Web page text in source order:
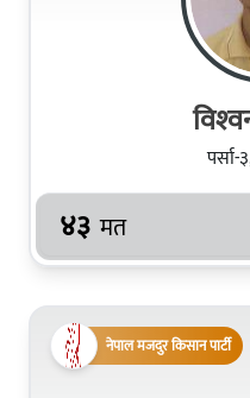
४३ मत
नेपाल मजदुर किसान पार्टी